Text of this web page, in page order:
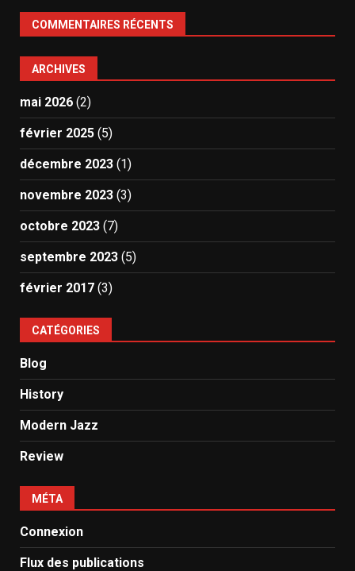
COMMENTAIRES RÉCENTS
ARCHIVES
mai 2026 (2)
février 2025 (5)
décembre 2023 (1)
novembre 2023 (3)
octobre 2023 (7)
septembre 2023 (5)
février 2017 (3)
CATÉGORIES
Blog
History
Modern Jazz
Review
MÉTA
Connexion
Flux des publications